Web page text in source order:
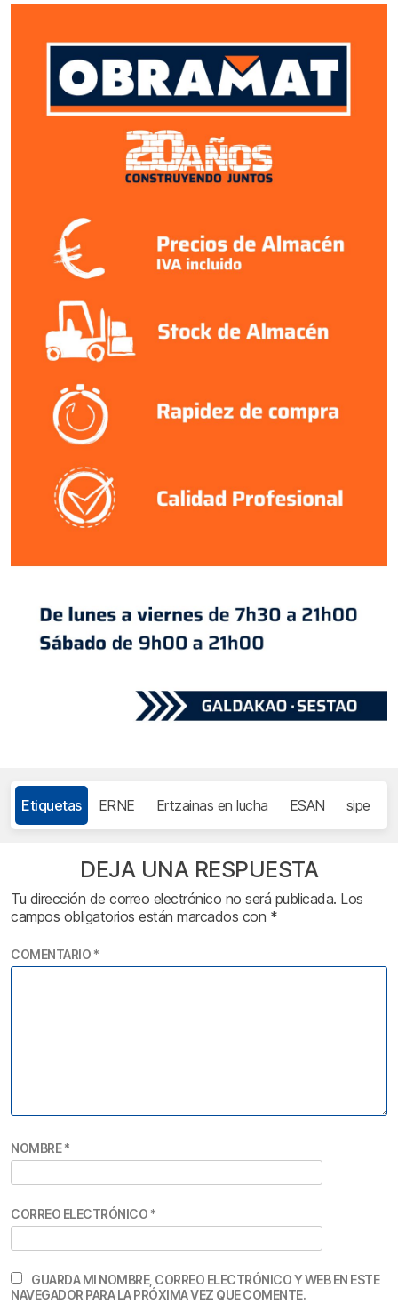
Etiquetas ERNE Ertzainas en lucha ESAN sipe
DEJA UNA RESPUESTA
Tu dirección de correo electrónico no será publicada. Los
campos obligatorios están marcados con *
COMENTARIO *
NOMBRE*
CORREO ELECTRÓNICO *
GUARDA MI NOMBRE, CORREO ELECTRÓNICO Y WEB EN ESTE
NAVEGADOR PARA LA PRÓXIMA VEZ QUE COMENTE.